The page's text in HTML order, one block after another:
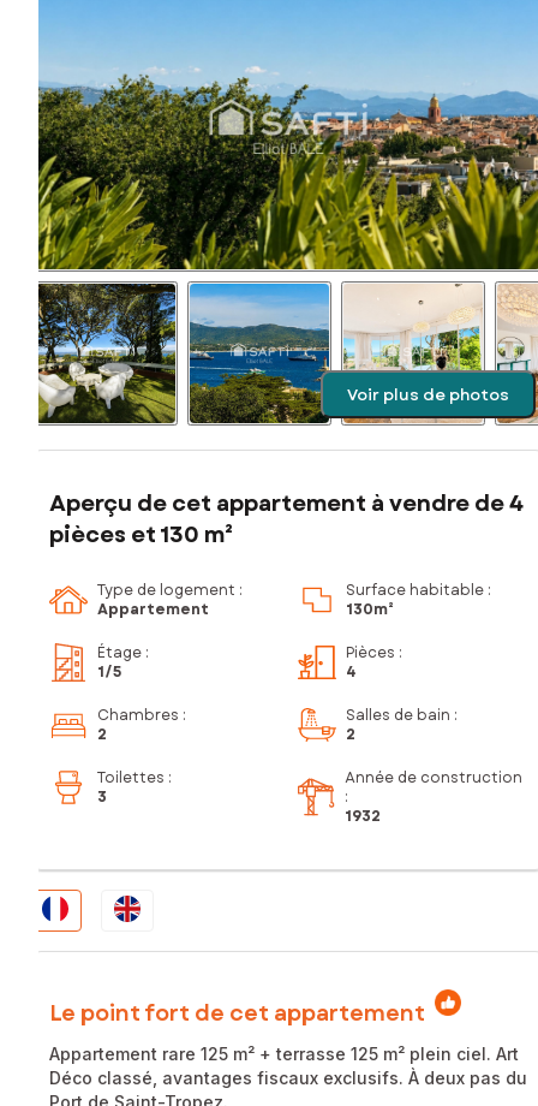
Voir plus de photos
Aperçu de cet appartement à vendre de 4
pièces et 130 m²
Type de logement :
Appartement
Surface habitable :
130m²
Étage :
1/5
Pièces :
4
Chambres :
2
Salles de bain :
2
Toilettes :
3
Année de construction
:
1932
Le point fort de cet appartement
Appartement rare 125 m² + terrasse 125 m² plein ciel. Art
Déco classé, avantages fiscaux exclusifs. À deux pas du
Port de Saint-Tropez.